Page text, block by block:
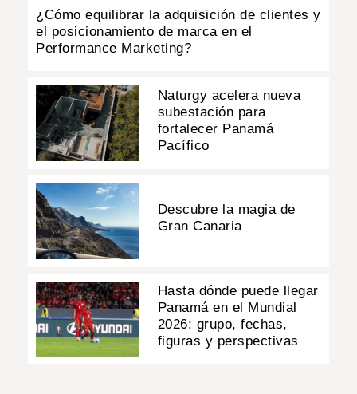
¿Cómo equilibrar la adquisición de clientes y
el posicionamiento de marca en el
Performance Marketing?
Naturgy acelera nueva
subestación para
fortalecer Panamá
Pacífico
Descubre la magia de
Gran Canaria
Hasta dónde puede llegar
Panamá en el Mundial
2026: grupo, fechas,
figuras y perspectivas